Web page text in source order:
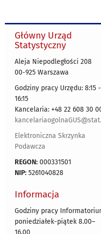
Główny Urząd
Statystyczny
Aleja Niepodległości 208
00-925 Warszawa
Godziny pracy Urzędu: 8:15 -
16:15
Kancelaria: +48 22 608 30
Elektroniczna Skrzynka
Podawcza
REGON: 000331501
NIP: 5261040828
Informacja
Godziny pracy
poniedziałek-piątek 8.00–
16.00